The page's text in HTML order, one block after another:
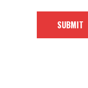
SUBMIT